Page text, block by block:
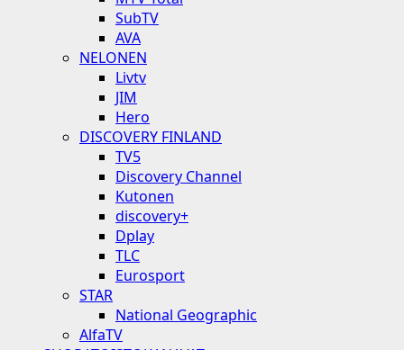
SubTV
AVA
NELONEN
Livtv
JIM
Hero
DISCOVERY FINLAND
TV5
Discovery Channel
Kutonen
discovery+
Dplay
TLC
Eurosport
STAR
National Geographic
AlfaTV